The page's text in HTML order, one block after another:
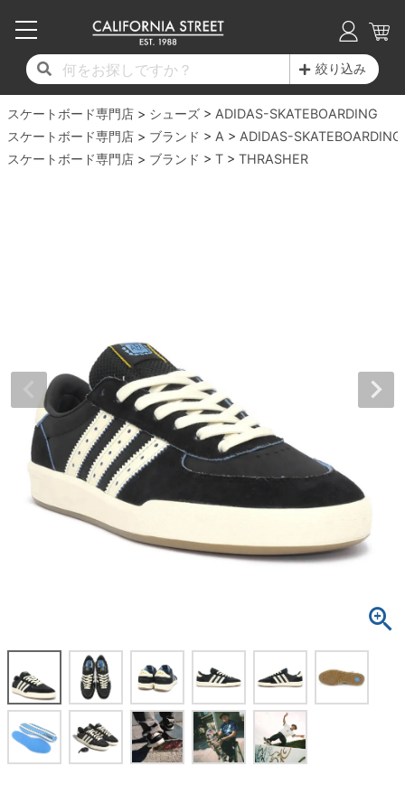
絞り込み
スケートボード専門店 シューズ
ADIDAS-SKATEBOARDING
スケートボード専門店
ブランド A
ADIDAS-SKATEBOARDING
スケートボード専門店
ブランド T THRASHER
17時までのご注文は当日発送！
11,000円以上で送料無料！
毎月1日はポイント5倍！10日と20日は3倍！
コンプリートセット（完成品）
17時までのご注文は当日発送！
11,000円以上で送料無料！
毎月1日はポイント5倍！10日と20日は3倍！
デッキ新着一覧
子供用デッキ
7.0inch以下
7.2inch
7.8inch
7.9inch
8.4inch
8.5inch
8.6inch
17時までのご注文は当日発送！
11,000円以上で送料無料！
毎月1日はポイント5倍！10日と20日は3倍！
トラック新着一覧
7.0inch以下
7.2inch
7.3inch
7.9inch
8.0inch
8.5inch
8.6inch
8.7inch
17時までのご注文は当日発送！
11,000円以上で送料無料！
毎月1日はポイント5倍！10日と20日は3倍！
ウィール新着一覧
50mm
51mm
52mm
57mm
58mm
64mm
65mm
70mm
ボーンズ XF（エックスフォーミュラ）
ボーンズ STF（エスティーエフ）
パウエルペラルタ DF（ドラゴンフォーミュ
ソフトウィール（クルーザー）
ベアリング
デッキテープ
ボルト
パーツ・その他
足回りセット（トラック・ウィールセット）
スケートケース・バッグ
メディア（雑誌・DVD・CD）
17時までのご注文は当日発送！
11,000円以上で送料無料！
毎月1日はポイント5倍！10日と20日は3倍！
シューズ新着一覧
20cm
21cm
22cm
24.5cm
25cm
27.5cm
28cm
28.5cm
シューレース・その他
17時までのご注文は当日発送！
11,000円以上で送料無料！
毎月1日はポイント5倍！10日と20日は3倍！
Tシャツ
トレーナー・セーター
パンツ
ショーツ
長袖ボタンシャツ
7分袖シャツ・ラグラン
ソックス
アンダーウエア
17時までのご注文は当日発送！
11,000円以上で送料無料！
毎月1日はポイント5倍！10日と20日は3倍！
最新ブログ一覧
17時までのご注文は当日発送！
11,000円以上で送料無料！
毎月1日はポイント5倍！10日と20日は3倍！
初心者の方へ
INFO
スケートパーク情報
17時までのご注文は当日発送！
11,000円以上で送料無料！
毎月1日はポイント5倍！10日と20日は3倍！
店舗情報
プライバシーポリシー
特定商取引法に基づく表記